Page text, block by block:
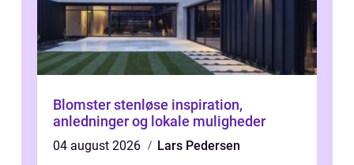
Blomster stenløse inspiration,
anledninger og lokale muligheder
04 august 2026
Lars Pedersen